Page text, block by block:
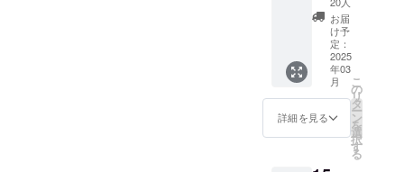
す。 ※
グラス
の容量
は約
380ml
です。
※Tシャ
ツデザ
す。 ※
ご希望
のビー
ルスタ
イルに
よりリ
ターン
の本数
はイ
メージ
です。
※グラス
の容量
は約
380ml
です。
ツ・黒
（オー
ガニッ
クコッ
トン）
＜サイ
ズM・
L・LLか
らお選
びいた
お届
け予
定：
2025
年03
月
詳細を見る
こ
の
リ
タ
ー
ン
を
選
択
す
る